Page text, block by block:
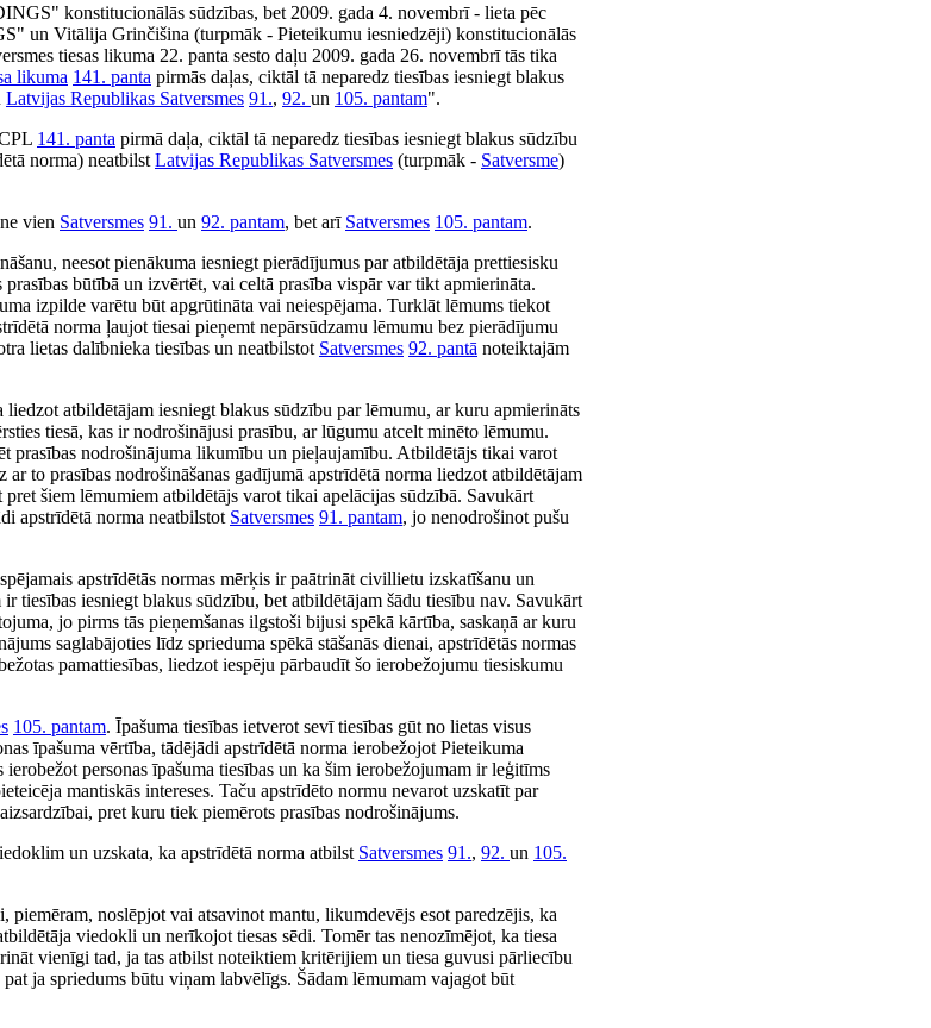
konstitucionālās sūdzības, bet 2009. gada 4. novembrī - lieta pēc
un Vitālija Grinčišina (turpmāk - Pieteikumu iesniedzēji) konstitucionālās
tiesas likuma 22. panta sesto daļu 2009. gada 26. novembrī tās tika
likuma 141. panta pirmās daļas, ciktāl tā neparedz tiesības iesniegt blakus
Latvijas Republikas Satversmes 91., 92. un 105. pantam".
141. panta pirmā daļa, ciktāl tā neparedz tiesības iesniegt blakus sūdzību
norma) neatbilst Latvijas Republikas Satversmes (turpmāk - Satversme)
vien Satversmes 91. un 92. pantam, bet arī Satversmes 105. pantam.
neesot pienākuma iesniegt pierādījumus par atbildētāja prettiesisku
būtībā un izvērtēt, vai celtā prasība vispār var tikt apmierināta.
izpilde varētu būt apgrūtināta vai neiespējama. Turklāt lēmums tiekot
norma ļaujot tiesai pieņemt nepārsūdzamu lēmumu bez pierādījumu
lietas dalībnieka tiesības un neatbilstot Satversmes 92. pantā noteiktajām
atbildētājam iesniegt blakus sūdzību par lēmumu, ar kuru apmierināts
tiesā, kas ir nodrošinājusi prasību, ar lūgumu atcelt minēto lēmumu.
prasības nodrošinājuma likumību un pieļaujamību. Atbildētājs tikai varot
to prasības nodrošināšanas gadījumā apstrīdētā norma liedzot atbildētājam
šiem lēmumiem atbildētājs varot tikai apelācijas sūdzībā. Savukārt
apstrīdētā norma neatbilstot Satversmes 91. pantam, jo nenodrošinot pušu
apstrīdētās normas mērķis ir paātrināt civillietu izskatīšanu un
tiesības iesniegt blakus sūdzību, bet atbildētājam šādu tiesību nav. Savukārt
jo pirms tās pieņemšanas ilgstoši bijusi spēkā kārtība, saskaņā ar kuru
saglabājoties līdz sprieduma spēkā stāšanās dienai, apstrīdētās normas
pamattiesības, liedzot iespēju pārbaudīt šo ierobežojumu tiesiskumu
105. pantam. Īpašuma tiesības ietverot sevī tiesības gūt no lietas visus
īpašuma vērtība, tādējādi apstrīdētā norma ierobežojot Pieteikuma
personas īpašuma tiesības un ka šim ierobežojumam ir leģitīms
mantiskās intereses. Taču apstrīdēto normu nevarot uzskatīt par
pret kuru tiek piemērots prasības nodrošinājums.
un uzskata, ka apstrīdētā norma atbilst Satversmes 91., 92. un 105.
noslēpjot vai atsavinot mantu, likumdevējs esot paredzējis, ka
viedokli un nerīkojot tiesas sēdi. Tomēr tas nenozīmējot, ka tiesa
vienīgi tad, ja tas atbilst noteiktiem kritērijiem un tiesa guvusi pārliecību
ja spriedums būtu viņam labvēlīgs. Šādam lēmumam vajagot būt